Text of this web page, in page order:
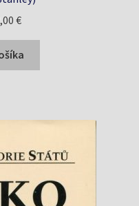
€.
€Aktuálna
je:
12,00 €.